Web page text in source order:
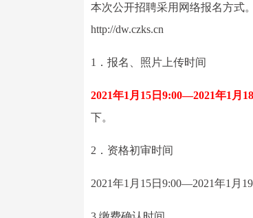
本次公开招聘采用网络报名方式
http://dw.czks.cn
1．报名、照片上传时间
2021年1月15日9:00—2021年1月18
下。
2．资格初审时间
2021年1月15日9:00—2021年1月